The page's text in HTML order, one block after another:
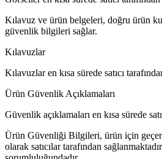
Kılavuz ve ürün belgeleri, doğru ürün
güvenlik bilgileri sağlar.
Kılavuzlar
Kılavuzlar en kısa sürede satıcı
Ürün Güvenlik Açıklamaları
Güvenlik açıklamaları en kısa sürede
Ürün Güvenliği Bilgileri, ürün için
olarak satıcılar tarafından